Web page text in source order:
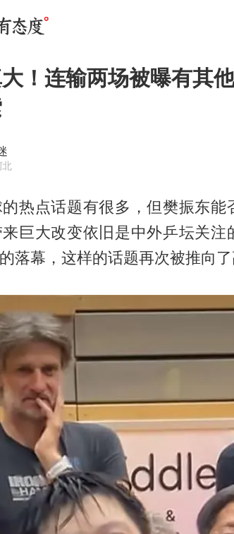
！连输两场被曝有其
北
热点话题有很多，但樊振东能
巨大改变依旧是中外乒坛关注
落幕，这样的话题再次被推向了